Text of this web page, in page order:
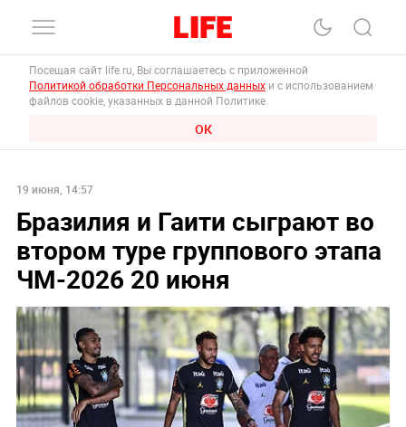
Посещая сайт life.ru, Вы соглашаетесь с приложенной
Политикой обработки Персональных данных и с использованием
файлов cookie, указанных в данной Политике.
ОК
19 июня, 14:57
Бразилия и Гаити сыграют во
втором туре группового этапа
ЧМ-2026 20 июня